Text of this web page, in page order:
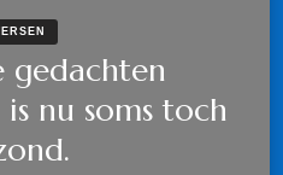
gedachten
nu soms toch